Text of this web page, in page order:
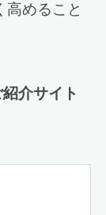
高めること
介サイト